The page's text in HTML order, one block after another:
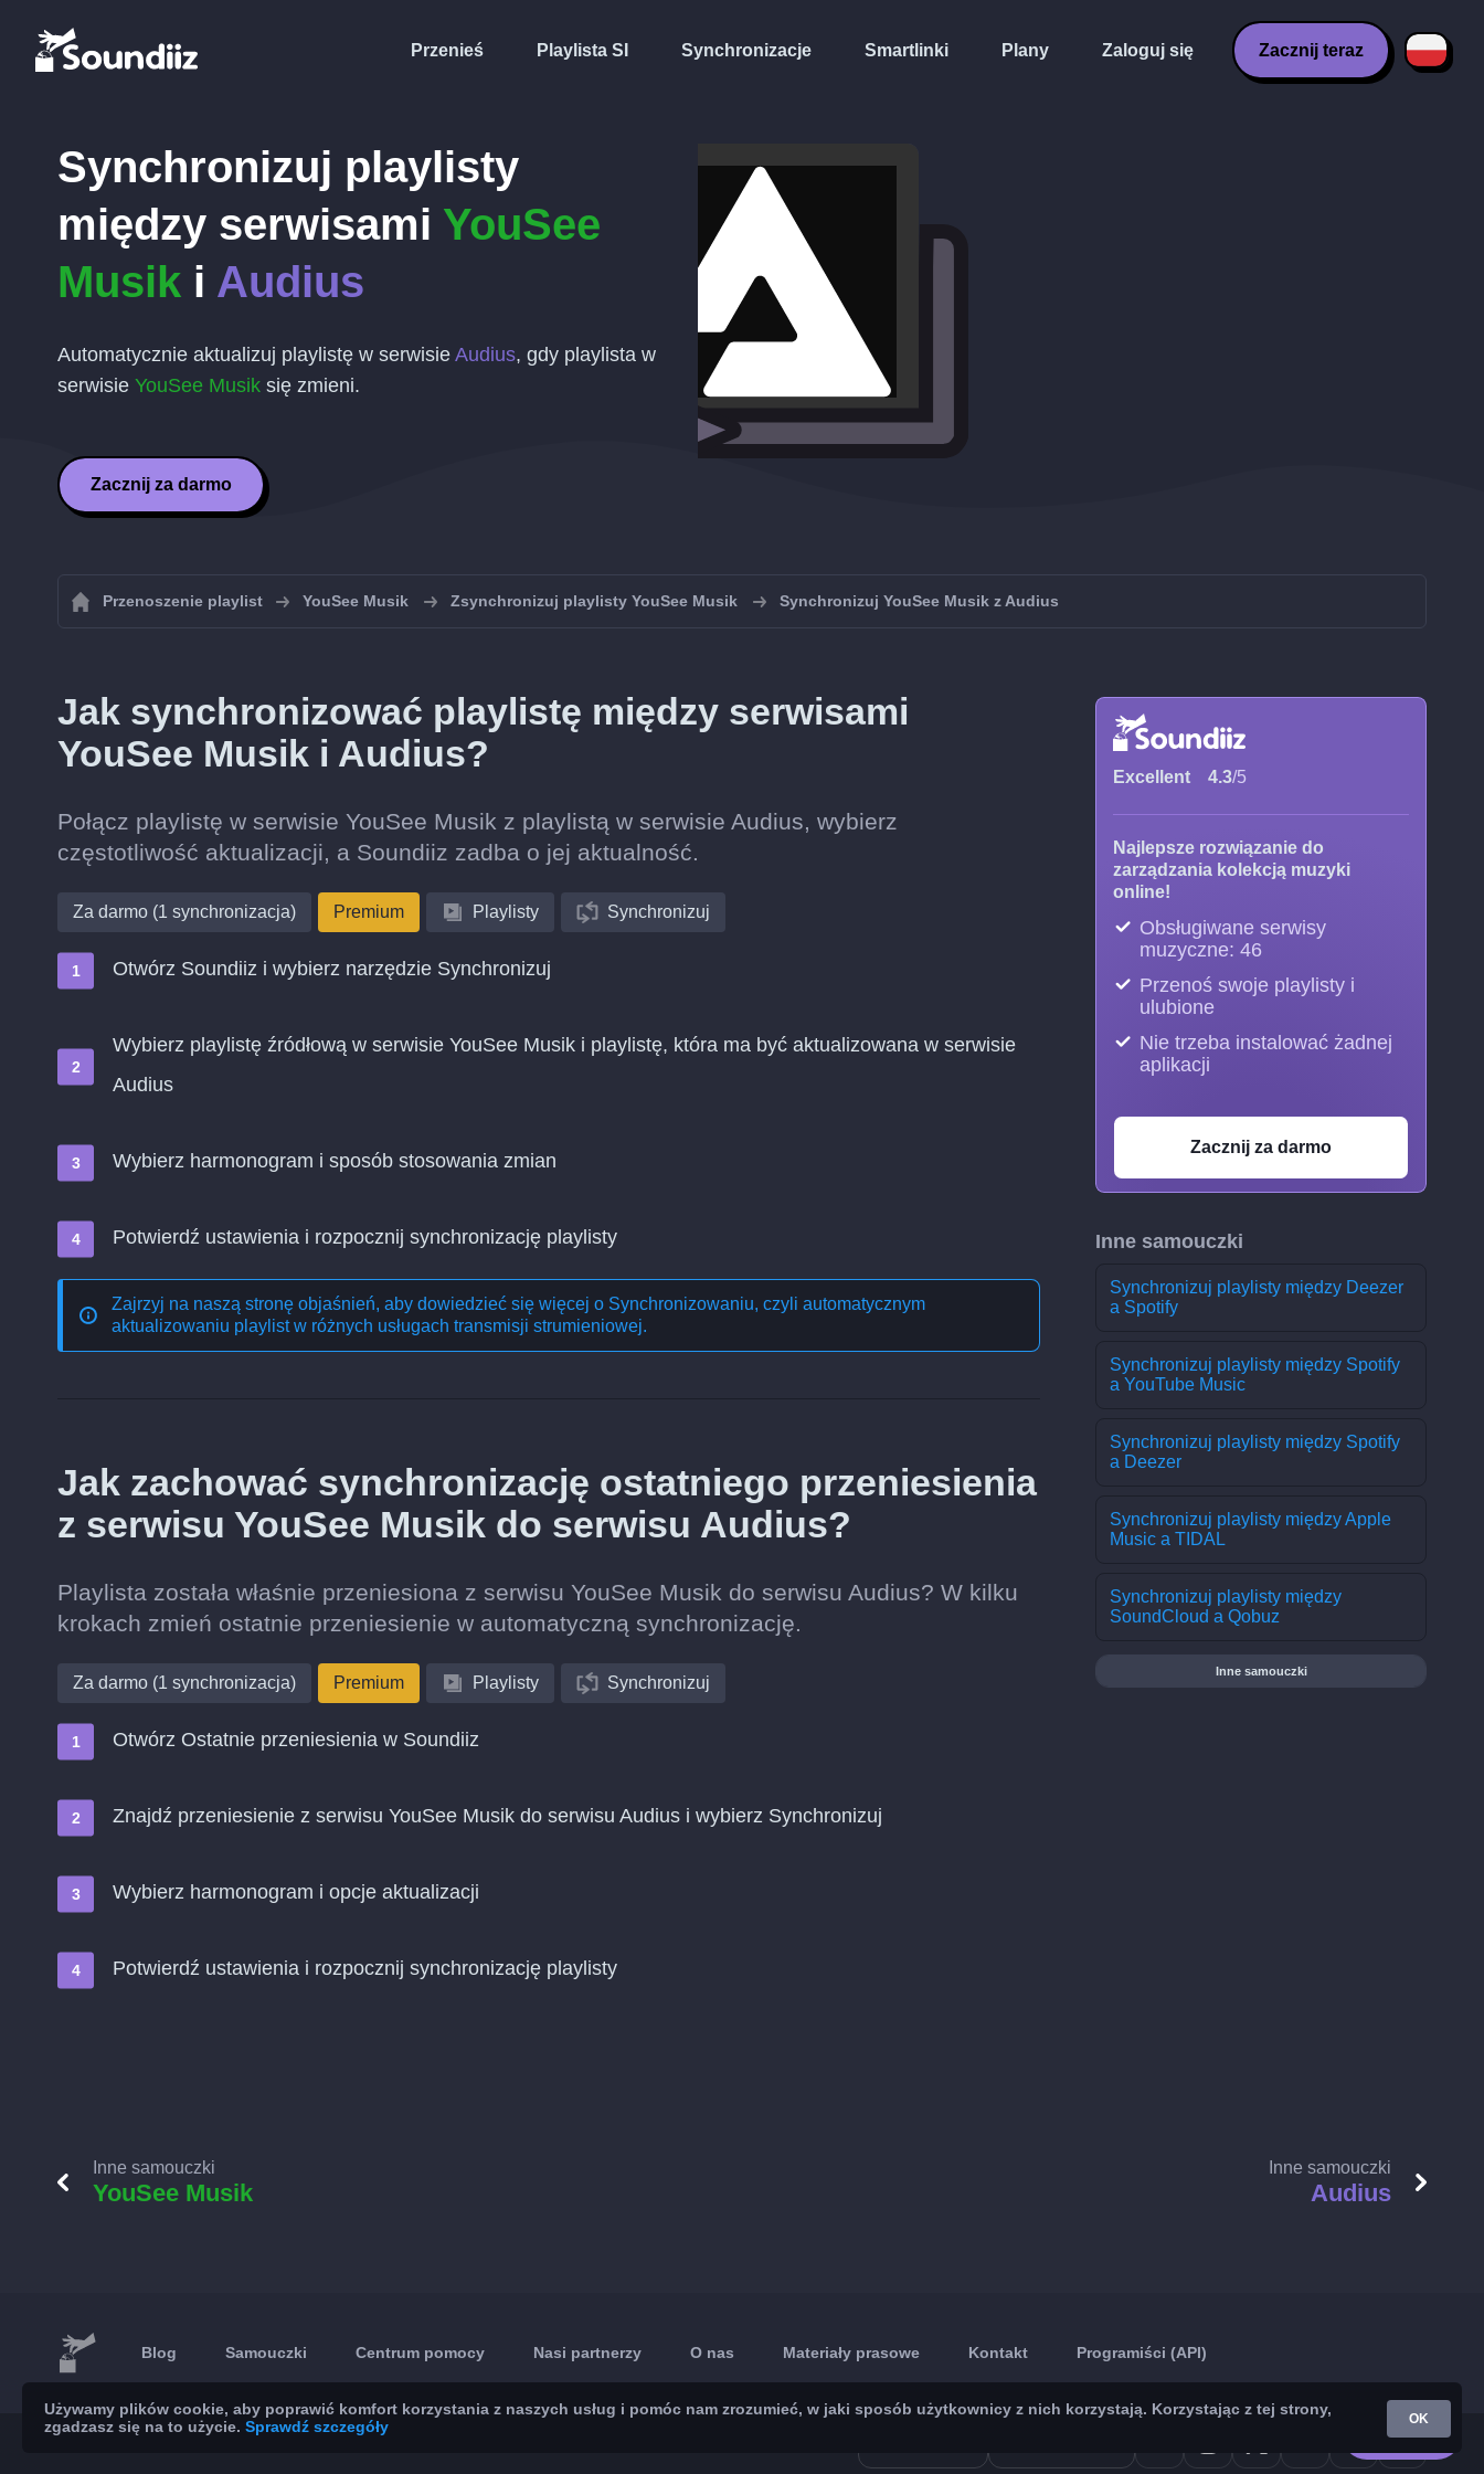
Przenieś Playlista SI Synchronizacje Smartlinki Plany Zaloguj się Zacznij teraz
Synchronizuj playlisty
między serwisami YouSee
Musik i Audius
Automatycznie aktualizuj playlistę w serwisie Audius, gdy playlista w
serwisie YouSee Musik się zmieni.
Zacznij za darmo
Przenoszenie playlist YouSee Musik Zsynchronizuj playlisty YouSee Musik Synchronizuj YouSee Musik z Audius
Jak synchronizować playlistę między serwisami
YouSee Musik i Audius?
Połącz playlistę w serwisie YouSee Musik z playlistą w serwisie Audius, wybierz
częstotliwość aktualizacji, a Soundiiz zadba o jej aktualność.
Za darmo (1 synchronizacja) Premium Playlisty Synchronizuj
Otwórz Soundiiz i wybierz narzędzie Synchronizuj
Wybierz playlistę źródłową w serwisie YouSee Musik i playlistę, która ma być aktualizowana w serwisie
Audius
Wybierz harmonogram i sposób stosowania zmian
Potwierdź ustawienia i rozpocznij synchronizację playlisty
Zajrzyj na naszą stronę objaśnień, aby dowiedzieć się więcej o Synchronizowaniu, czyli automatycznym
aktualizowaniu playlist w różnych usługach transmisji strumieniowej.
Jak zachować synchronizację ostatniego przeniesienia
z serwisu YouSee Musik do serwisu Audius?
Playlista została właśnie przeniesiona z serwisu YouSee Musik do serwisu Audius? W kilku
krokach zmień ostatnie przeniesienie w automatyczną synchronizację.
Za darmo (1 synchronizacja) Premium Playlisty Synchronizuj
Otwórz Ostatnie przeniesienia w Soundiiz
Znajdź przeniesienie z serwisu YouSee Musik do serwisu Audius i wybierz Synchronizuj
Wybierz harmonogram i opcje aktualizacji
Potwierdź ustawienia i rozpocznij synchronizację playlisty
Excellent 4.3/5
Najlepsze rozwiązanie do
zarządzania kolekcją muzyki
online!
Obsługiwane serwisy
muzyczne: 46
Przenoś swoje playlisty i
ulubione
Nie trzeba instalować żadnej
aplikacji
Zacznij za darmo
Inne samouczki
Synchronizuj playlisty między Deezer
a Spotify
Synchronizuj playlisty między Spotify
a YouTube Music
Synchronizuj playlisty między Spotify
a Deezer
Synchronizuj playlisty między Apple
Music a TIDAL
Synchronizuj playlisty między
SoundCloud a Qobuz
Inne samouczki
Inne samouczki
YouSee Musik
Inne samouczki
Audius
Blog Samouczki Centrum pomocy Nasi partnerzy O nas Materiały prasowe Kontakt Programiści (API)
Używamy plików cookie, aby poprawić komfort korzystania z naszych usług i pomóc nam zrozumieć, w jaki sposób użytkownicy z nich korzystają. Korzystając z tej strony,
zgadzasz się na to użycie. Sprawdź szczegóły OK